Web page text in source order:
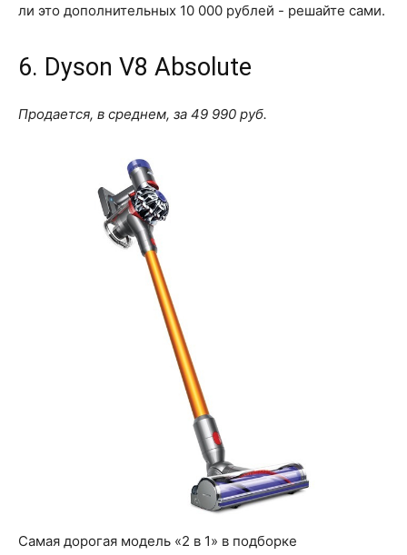
ли это дополнительных 10 000 рублей - решайте сами.
6. Dyson V8 Absolute
Продается, в среднем, за 49 990 руб.
Самая дорогая модель «2 в 1» в подборке